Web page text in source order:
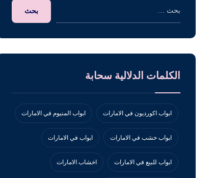
الكلمات الدلالية سحابة
ابواب اكورديون في الامارات ابواب المنيوم في الامارات
ابواب خشب في الامارات ابواب في الامارات
ابواب للبيع في الامارات اخشاب الامارات